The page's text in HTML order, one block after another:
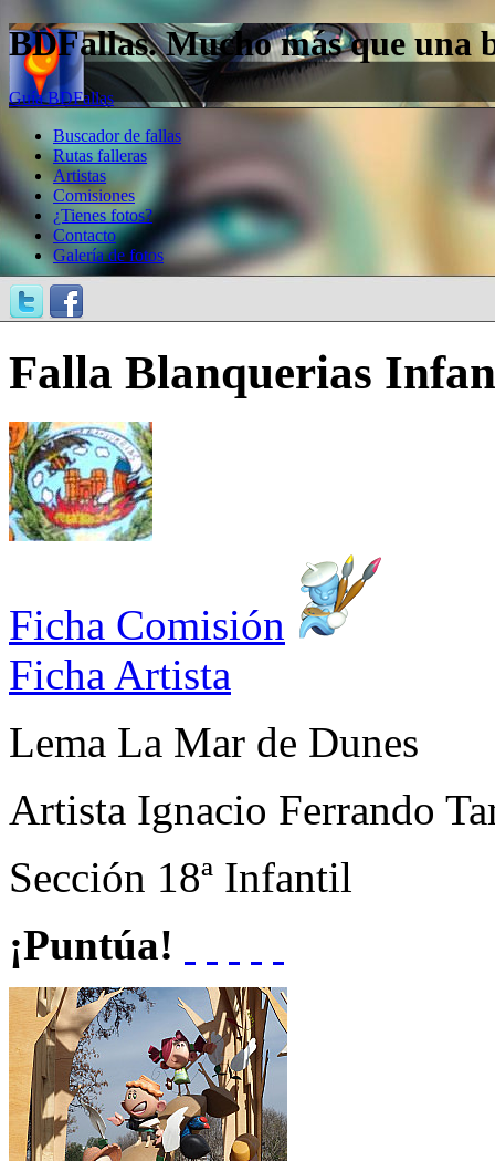
BDFallas. Mucho más que una
Guía BDFallas
Buscador de fallas
Rutas falleras
Artistas
Comisiones
¿Tienes fotos?
Contacto
Galería de fotos
Falla Blanquerias
Ficha Comisión
Ficha Artista
Lema La Mar de Dunes
Artista Ignacio Ferrando
Sección 18ª Infantil
¡Puntúa!